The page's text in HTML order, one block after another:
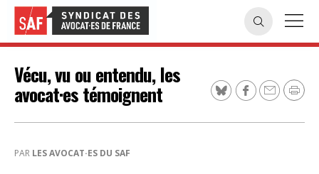
Vécu, vu ou entendu, les
avocat·es témoignent
PAR LES AVOCAT·ES DU SAF